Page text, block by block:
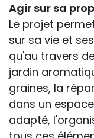
Agir sur sa
Le projet
sur sa vie et
qu'au travers
jardin
graines, la
dans un
adapté,